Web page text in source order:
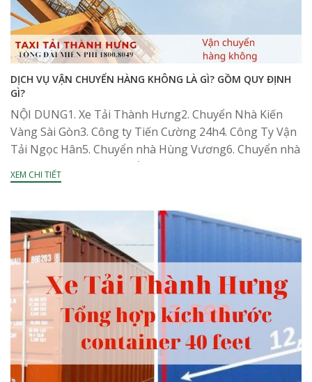
DỊCH VỤ VẬN CHUYỂN HÀNG KHÔNG LÀ GÌ? GỒM QUY ĐỊNH
GÌ?
NỘI DUNG1. Xe Tải Thành Hưng2. Chuyển Nhà Kiến
Vàng Sài Gòn3. Công ty Tiến Cường 24h4. Công Ty Vận
Tải Ngọc Hân5. Chuyển nhà Hùng Vương6. Chuyển nhà
Vietnam Moving7. Chuyển Nhà Thái...
XEM CHI TIẾT